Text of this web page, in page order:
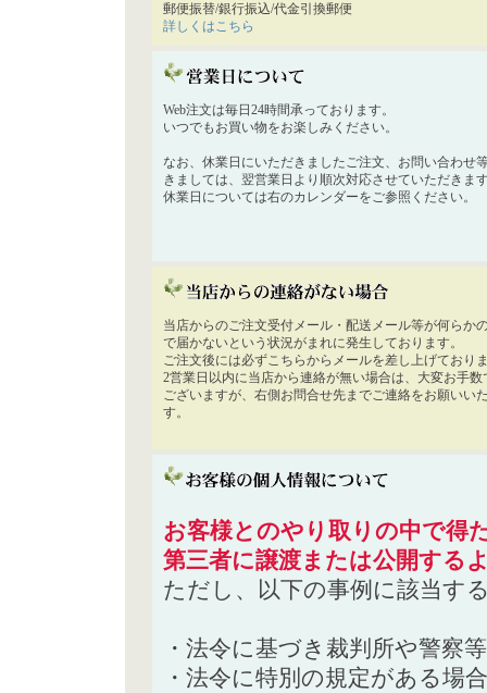
郵便振替/銀行振込/代金引換郵便
詳しくはこちら
Web注文は毎日24時間承っております。
いつでもお買い物をお楽しみください。
なお、休業日にいただきましたご注文、お問い合わせ
きましては、翌営業日より順次対応させていただきま
休業日については右のカレンダーをご参照ください。
当店からのご注文受付メール・配送メール等が何らか
で届かないという状況がまれに発生しております。
ご注文後には必ずこちらからメールを差し上げており
2営業日以内に当店から連絡が無い場合は、大変お手数
ございますが、右側お問合せ先までご連絡をお願いい
す。
お客様とのやり取りの中で得
第三者に譲渡または公開する
ただし、以下の事例に該当す
・法令に基づき裁判所や警察
・法令に特別の規定がある場合